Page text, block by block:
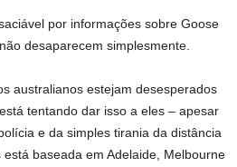
por informações sobre Goose
desaparecem simplesmente.
australianos estejam desesperados
tentando dar isso a eles – apesar
e da simples tirania da distância
baseada em Adelaide, Melbourne